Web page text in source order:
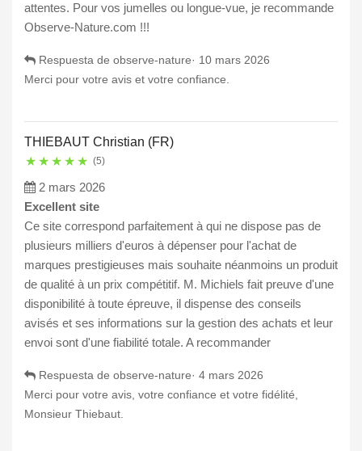
attentes. Pour vos jumelles ou longue-vue, je recommande
Observe-Nature.com !!!
Respuesta de observe-nature· 10 mars 2026
Merci pour votre avis et votre confiance.
THIEBAUT Christian (FR)
★ ★ ★ ★ ★ (5)
2 mars 2026
Excellent site
Ce site correspond parfaitement à qui ne dispose pas de
plusieurs milliers d'euros à dépenser pour l'achat de
marques prestigieuses mais souhaite néanmoins un produit
de qualité à un prix compétitif. M. Michiels fait preuve d'une
disponibilité à toute épreuve, il dispense des conseils
avisés et ses informations sur la gestion des achats et leur
envoi sont d'une fiabilité totale. A recommander
Respuesta de observe-nature· 4 mars 2026
Merci pour votre avis, votre confiance et votre fidélité,
Monsieur Thiebaut.